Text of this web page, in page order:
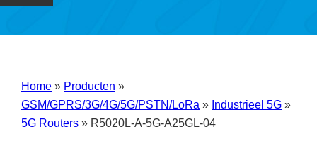
Home » Producten »
GSM/GPRS/3G/4G/5G/PSTN/LoRa » Industrieel 5G »
5G Routers » R5020L-A-5G-A25GL-04